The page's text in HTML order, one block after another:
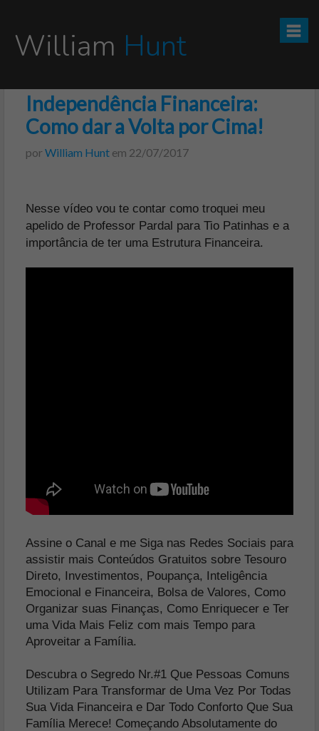
William Hunt
CURSO TESOURO DIRETO PRO
CURSO SEGREDOS DOS INVESTIMENTOS PARA INICIANTES
INFOGRÁFICOS
POSTS
Independência Financeira:
Como dar a Volta por Cima!
por William Hunt em 22/07/2017
Nesse vídeo vou te contar como troquei meu
apelido de Professor Pardal para Tio Patinhas e a
importância de ter uma Estrutura Financeira.
Assine o Canal e me Siga nas Redes Sociais para
assistir mais Conteúdos Gratuitos sobre Tesouro
Direto, Investimentos, Poupança, Inteligência
Emocional e Financeira, Bolsa de Valores, Como
Organizar suas Finanças, Como Enriquecer e Ter
uma Vida Mais Feliz com mais Tempo para
Aproveitar a Família.
Descubra o Segredo Nr.#1 Que Pessoas Comuns
Utilizam Para Transformar de Uma Vez Por Todas
Sua Vida Financeira e Dar Todo Conforto Que Sua
Família Merece! Começando Absolutamente do